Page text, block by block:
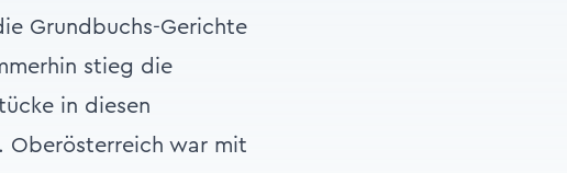
Grundbuchs-Gerichte
stieg die
in diesen
Oberösterreich war mit